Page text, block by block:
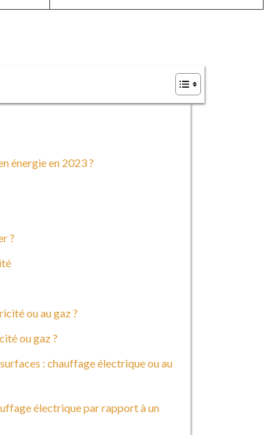
énergie en 2023 ?
?
ou au gaz ?
ou gaz ?
: chauffage électrique ou au
électrique par rapport à un